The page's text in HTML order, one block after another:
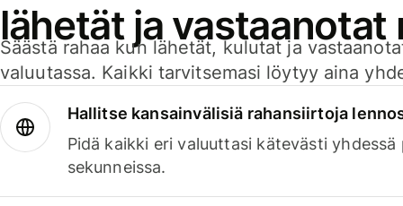
lähetät ja vastaanotat
Säästä rahaa kun lähetät, kulutat ja
valuutassa. Kaikki tarvitsemasi löytyy aina
Hallitse kansainvälisiä rahansiirtoja
Pidä kaikki eri valuuttasi kätevästi yhdessä
sekunneissa.